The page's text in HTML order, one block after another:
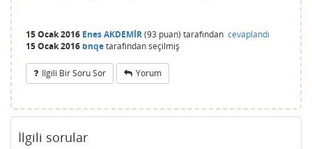
15 Ocak 2016 Enes AKDEMİR(93 puan) tarafından cevaplandı
15 Ocak 2016 bnqetarafındanseçilmiş
Ilgili Bir Soru Sor Yorum
İlgili sorular